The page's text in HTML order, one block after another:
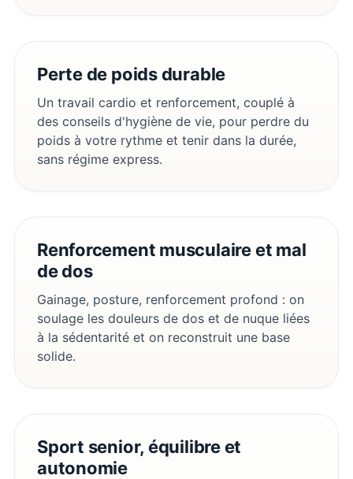
Perte de poids durable
Un travail cardio et renforcement, couplé à
des conseils d'hygiène de vie, pour perdre du
poids à votre rythme et tenir dans la durée,
sans régime express.
Renforcement musculaire et mal
de dos
Gainage, posture, renforcement profond : on
soulage les douleurs de dos et de nuque liées
à la sédentarité et on reconstruit une base
solide.
Sport senior, équilibre et
autonomie